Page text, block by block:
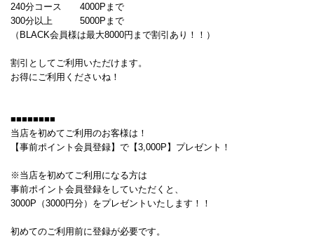
240分コース 4000Pまで
300分以上 5000Pまで
（BLACK会員様は最大8000円まで割引あり！！）
割引としてご利用いただけます。
お得にご利用くださいね！
■■■■■■■■
当店を初めてご利用のお客様は！
【事前ポイント会員登録】で【3,000P】プレゼント！
※当店を初めてご利用になる方は
事前ポイント会員登録をしていただくと、
3000P（3000円分）をプレゼントいたします！！
初めてのご利用前に登録が必要です。